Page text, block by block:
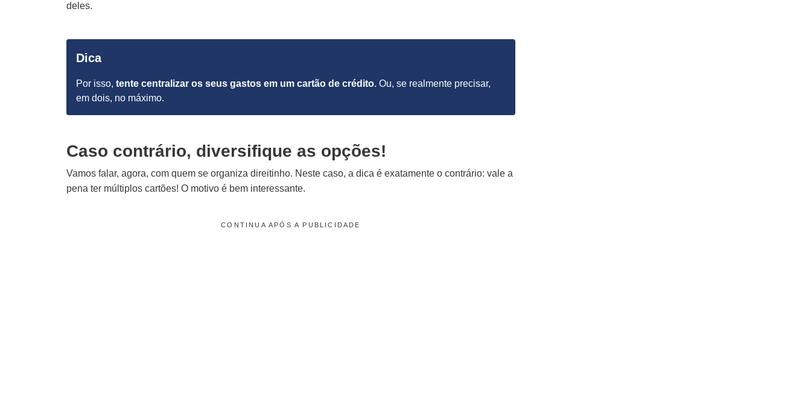
deles.
Dica
Por isso, tente centralizar os seus gastos em um cartão de crédito. Ou, se realmente precisar,
em dois, no máximo.
Caso contrário, diversifique as opções!
Vamos falar, agora, com quem se organiza direitinho. Neste caso, a dica é exatamente o contrário: vale a
pena ter múltiplos cartões! O motivo é bem interessante.
CONTINUA APÓS A PUBLICIDADE